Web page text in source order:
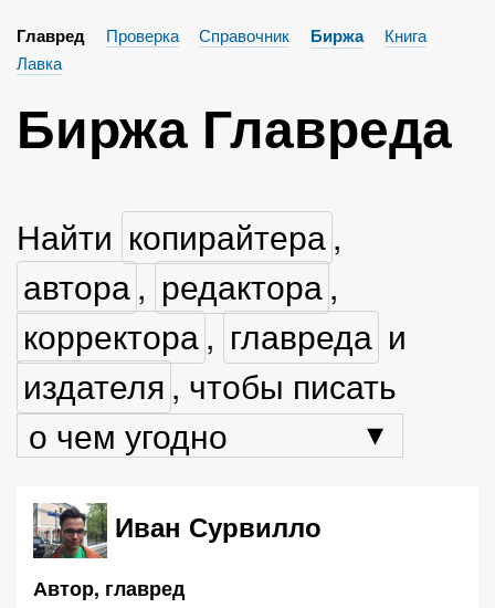
Главред Проверка Справочник Биржа
Книга
Лавка
Биржа Главреда
Найти копирайтера,
автора, редактора,
корректора, главреда и
издателя , чтобы писать
Иван Сурвилло
Автор, главред